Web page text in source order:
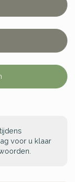
tijdens
voor u klaar